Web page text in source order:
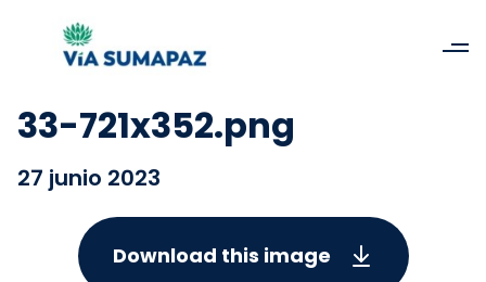
33-721x352.png
27 junio 2023
Download this image